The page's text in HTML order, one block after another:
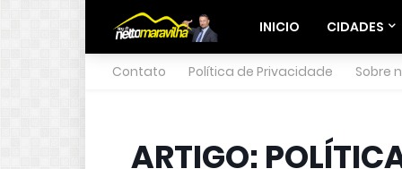
INICIO CIDADES
Contato Política de Privacidade Sobre
ARTIGO: